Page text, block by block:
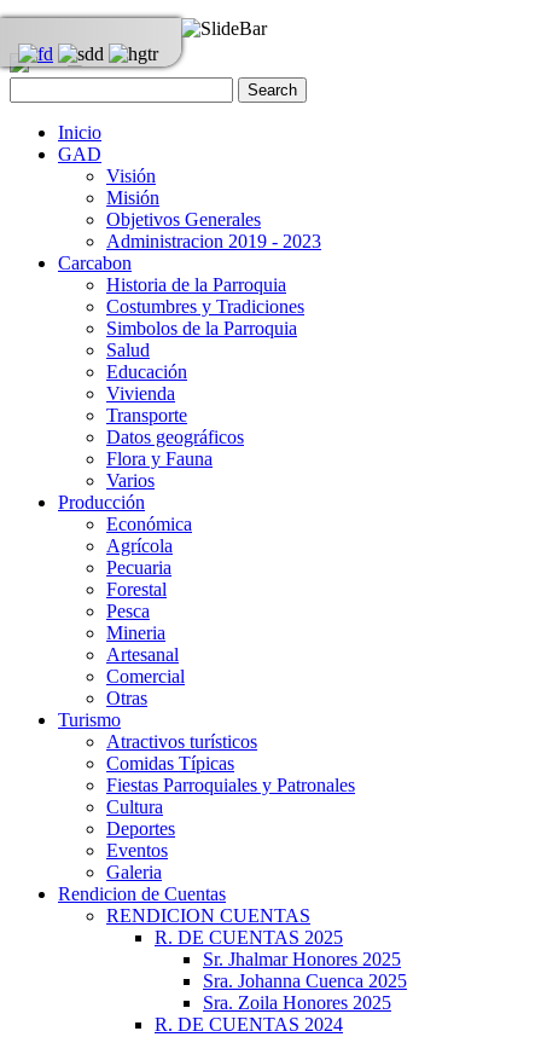
Inicio
GAD
Visión
Misión
Objetivos Generales
Administracion 2019 - 2023
Carcabon
Historia de la Parroquia
Costumbres y Tradiciones
Simbolos de la Parroquia
Salud
Educación
Vivienda
Transporte
Datos geográficos
Flora y Fauna
Varios
Producción
Económica
Agrícola
Pecuaria
Forestal
Pesca
Mineria
Artesanal
Comercial
Otras
Turismo
Atractivos turísticos
Comidas Típicas
Fiestas Parroquiales y Patronales
Cultura
Deportes
Eventos
Galeria
Rendicion de Cuentas
RENDICION CUENTAS
R. DE CUENTAS 2025
Sr. Jhalmar Honores 2025
Sra. Johanna Cuenca 2025
Sra. Zoila Honores 2025
R. DE CUENTAS 2024